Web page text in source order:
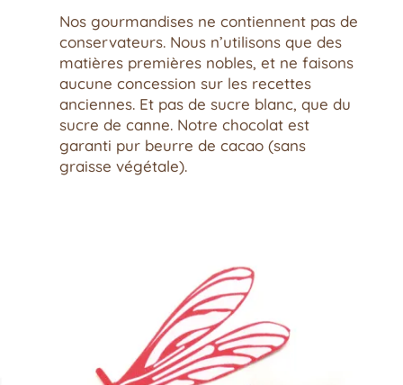
Nos gourmandises ne contiennent pas de
conservateurs. Nous n’utilisons que des
matières premières nobles, et ne faisons
aucune concession sur les recettes
anciennes. Et pas de sucre blanc, que du
sucre de canne. Notre chocolat est
garanti pur beurre de cacao (sans
graisse végétale).